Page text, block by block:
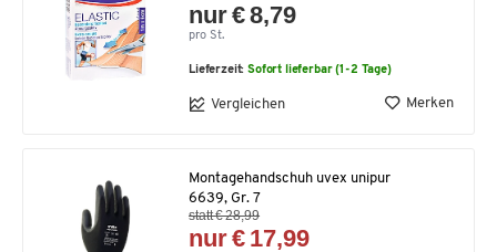
nur € 8,79
pro St.
Lieferzeit:Sofort lieferbar (1-2 Tage)
Vergleichen Merken
Montagehandschuh uvex unipur
6639, Gr. 7
statt € 28,99
nur € 17,99